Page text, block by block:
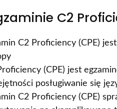
C2
C2 Proficiency (CPE)
(CPE) jest
posługiwanie się
C2 Proficiency (CPE)